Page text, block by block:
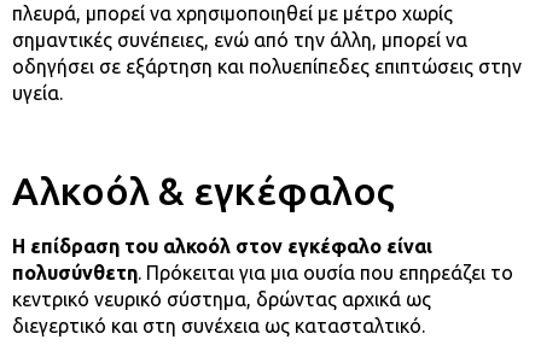
πλευρά, μπορεί να χρησιμοποιηθεί με μέτρο χωρίς
σημαντικές συνέπειες, ενώ από την άλλη, μπορεί να
οδηγήσει σε εξάρτηση και πολυεπίπεδες επιπτώσεις στην
υγεία.
Αλκοόλ & εγκέφαλος
Η επίδραση του αλκοόλ στον εγκέφαλο είναι
πολυσύνθετη. Πρόκειται για μια ουσία που επηρεάζει το
κεντρικό νευρικό σύστημα, δρώντας αρχικά ως
διεγερτικό και στη συνέχεια ως κατασταλτικό.